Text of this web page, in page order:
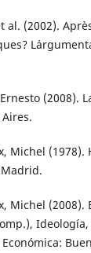
al. (2002).
(2008).
Michel
Michel